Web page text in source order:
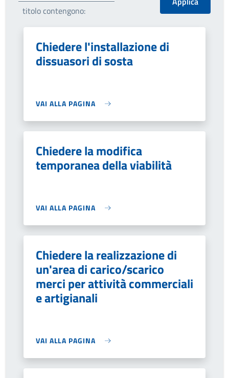
titolo contengono:
Chiedere l'installazione di
dissuasori di sosta
VAI ALLA PAGINA
Chiedere la modifica
temporanea della viabilità
VAI ALLA PAGINA
Chiedere la realizzazione di
un'area di carico/scarico
merci per attività commerciali
e artigianali
VAI ALLA PAGINA